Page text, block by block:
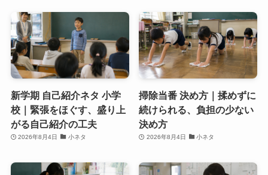
新学期 自己紹介ネタ 小学
校｜緊張をほぐす、盛り上
がる自己紹介の工夫
2026年8月4日 小ネタ
掃除当番 決め方｜揉めずに
続けられる、負担の少ない
決め方
2026年8月4日 小ネタ